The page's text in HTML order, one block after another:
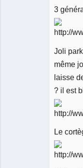
3
Joli
même
laisse
? il est
Le